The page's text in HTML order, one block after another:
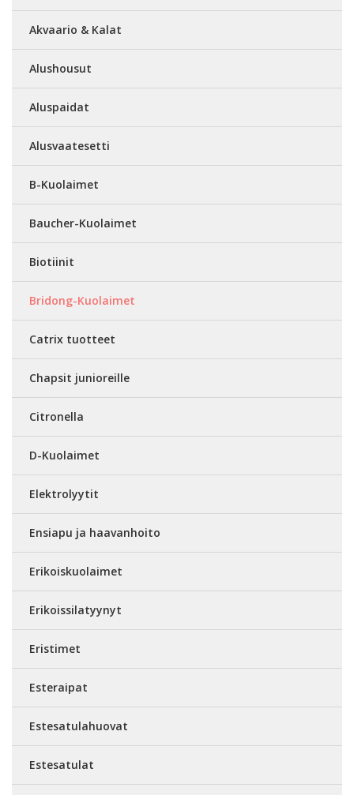
Akvaario & Kalat
Alushousut
Aluspaidat
Alusvaatesetti
B-Kuolaimet
Baucher-Kuolaimet
Biotiinit
Bridong-Kuolaimet
Catrix tuotteet
Chapsit junioreille
Citronella
D-Kuolaimet
Elektrolyytit
Ensiapu ja haavanhoito
Erikoiskuolaimet
Erikoissilatyynyt
Eristimet
Esteraipat
Estesatulahuovat
Estesatulat